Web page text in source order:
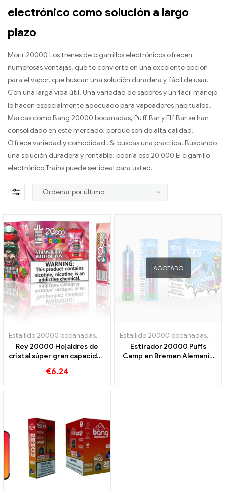
electrónico como solución a largo
plazo
Morir 20000 Los trenes de cigarrillos electrónicos ofrecen
numerosas ventajas, que te convierte en una excelente opción
para el vapor, que buscan una solución duradera y fácil de usar.
Con una larga vida útil, Una variedad de sabores y un fácil manejo
lo hacen especialmente adecuado para vapeadores habituales..
Marcas como Bang 20000 bocanadas, Puff Bar y Elf Bar se han
consolidado en este mercado, porque son de alta calidad,
Ofrece variedad y comodidad.. Si buscas una práctica, Buscando
una solución duradera y rentable, podría eso 20.000 El cigarrillo
electrónico Trains puede ser ideal para usted.
Estallido 20000 bocanadas, Cigarrillos electrónicos desechables,
Rey 20000 Hojaldres de
cristal súper gran capacidad
€6.24
AGOTADO
Estallido 20000 bocanadas,
Estirador 20000 Puffs
Camp en Bremen Alemania